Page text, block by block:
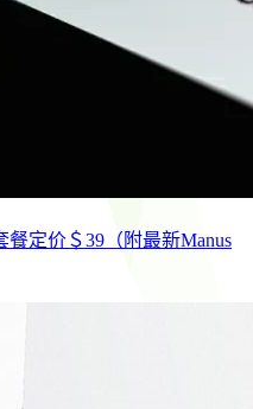
定价＄39（附最新Manus